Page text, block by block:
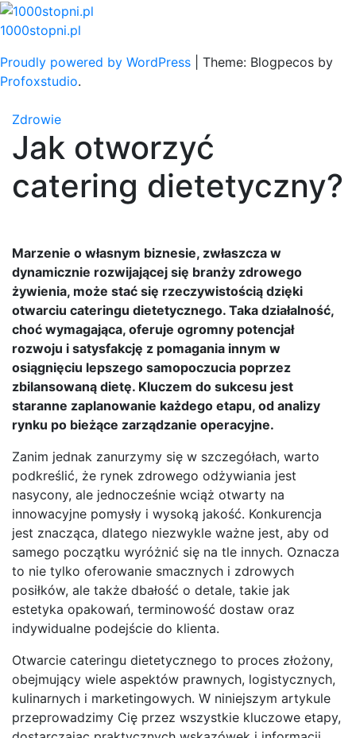
Skip
to
1000stopni.pl
Proudly powered by WordPress
Theme: Blogpecos by
Profoxstudio.
Zdrowie
Jak otworzyć
catering dietetyczny?
Marzenie o własnym biznesie, zwłaszcza w
dynamicznie rozwijającej się branży zdrowego
żywienia, może stać się rzeczywistością dzięki
otwarciu cateringu dietetycznego. Taka działalność,
choć wymagająca, oferuje ogromny potencjał
rozwoju i satysfakcję z pomagania innym w
osiągnięciu lepszego samopoczucia poprzez
zbilansowaną dietę. Kluczem do sukcesu jest
staranne zaplanowanie każdego etapu, od analizy
rynku po bieżące zarządzanie operacyjne.
Zanim jednak zanurzymy się w szczegółach, warto
podkreślić, że rynek zdrowego odżywiania jest
nasycony, ale jednocześnie wciąż otwarty na
innowacyjne pomysły i wysoką jakość. Konkurencja
jest znacząca, dlatego niezwykle ważne jest, aby od
samego początku wyróżnić się na tle innych. Oznacza
to nie tylko oferowanie smacznych i zdrowych
posiłków, ale także dbałość o detale, takie jak
estetyka opakowań, terminowość dostaw oraz
indywidualne podejście do klienta.
Otwarcie cateringu dietetycznego to proces złożony,
obejmujący wiele aspektów prawnych, logistycznych,
kulinarnych i marketingowych. W niniejszym artykule
przeprowadzimy Cię przez wszystkie kluczowe etapy,